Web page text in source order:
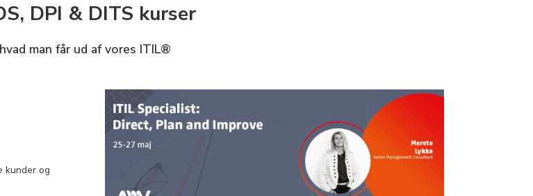
DPI & DITS kurser
man får ud af vores ITIL®
kunder og